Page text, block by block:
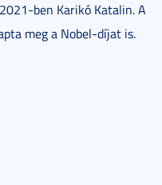
ben Karikó Katalin. A
meg a Nobel-díjat is.